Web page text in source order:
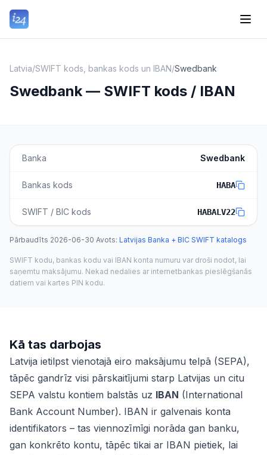
Latvia/SWIFT kods, bankas kods un IBAN/Swedbank
Swedbank — SWIFT kods / IBAN
Banka Swedbank
Bankas kods HABA
SWIFT / BIC kods HABALV22
Pārbaudīts 2026-06-30·Avots: Latvijas Banka + BIC SWIFT katalogs
SWIFT kodu, bankas kodu vai IBAN konta numuru var droši nodot, lai
saņemtu maksājumu. Nekad nedalies ar internetbankas pieslēgšanās
datiem vai kartes PIN kodu.
Kā tas darbojas
Latvija ietilpst vienotajā eiro maksājumu telpā (SEPA),
tāpēc gandrīz visi pārskaitījumi starp Latvijas un citu
SEPA valstu kontiem balstās uz IBAN (International
Bank Account Number). IBAN ir galvenais konta
identifikators – tas viennozīmīgi norāda gan banku,
gan konkrēto kontu, tāpēc tikai ar IBAN pietiek, lai